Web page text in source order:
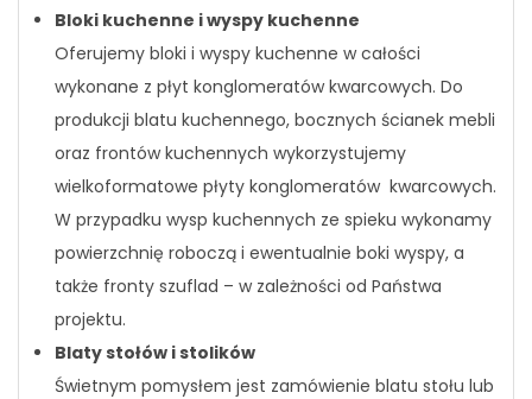
Bloki kuchenne i wyspy kuchenne
Oferujemy bloki i wyspy kuchenne w całości
wykonane z płyt konglomeratów kwarcowych. Do
produkcji blatu kuchennego, bocznych ścianek mebli
oraz frontów kuchennych wykorzystujemy
wielkoformatowe płyty konglomeratów kwarcowych.
W przypadku wysp kuchennych ze spieku wykonamy
powierzchnię roboczą i ewentualnie boki wyspy, a
także fronty szuflad – w zależności od Państwa
projektu.
Blaty stołów i stolików
Świetnym pomysłem jest zamówienie blatu stołu lub